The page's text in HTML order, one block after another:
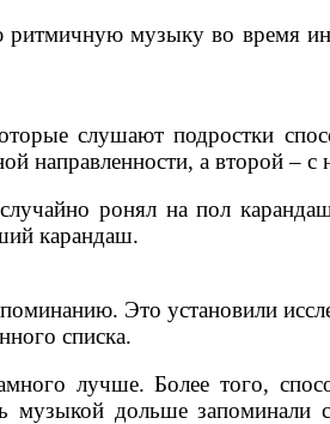
музыку во время
слушают подростки
направленности, а второй – с
ронял на пол
карандаш.
Это установили
списка.
лучше. Более того,
музыкой дольше